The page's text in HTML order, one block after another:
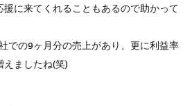
に来てくれることもあるので助かって
での9ヶ月分の売上があり、更に利益率
ましたね(笑)